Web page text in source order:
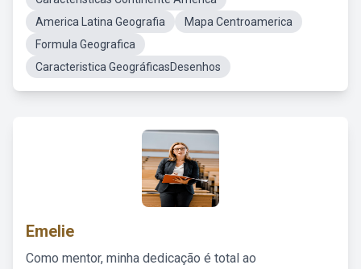
America Latina Geografia
Mapa Centroamerica
Formula Geografica
Caracteristica GeográficasDesenhos
Emelie
Como mentor, minha dedicação é total ao